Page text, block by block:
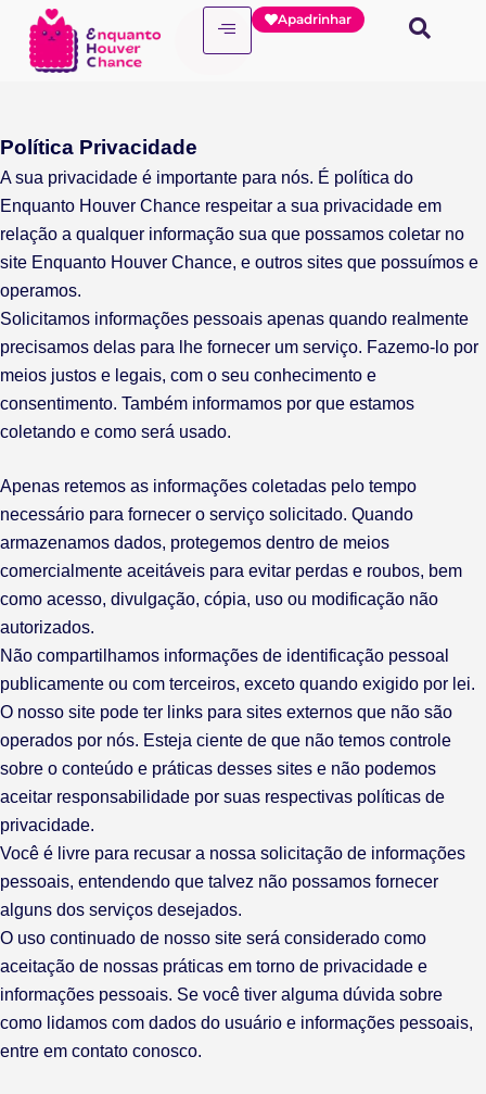
Apadrinhar
Política Privacidade
A sua privacidade é importante para nós. É política do
Enquanto Houver Chance respeitar a sua privacidade em
relação a qualquer informação sua que possamos coletar no
site Enquanto Houver Chance, e outros sites que possuímos e
operamos.
Solicitamos informações pessoais apenas quando realmente
precisamos delas para lhe fornecer um serviço. Fazemo-lo por
meios justos e legais, com o seu conhecimento e
consentimento. Também informamos por que estamos
coletando e como será usado.
Apenas retemos as informações coletadas pelo tempo
necessário para fornecer o serviço solicitado. Quando
armazenamos dados, protegemos dentro de meios
comercialmente aceitáveis ​​para evitar perdas e roubos, bem
como acesso, divulgação, cópia, uso ou modificação não
autorizados.
Não compartilhamos informações de identificação pessoal
publicamente ou com terceiros, exceto quando exigido por lei.
O nosso site pode ter links para sites externos que não são
operados por nós. Esteja ciente de que não temos controle
sobre o conteúdo e práticas desses sites e não podemos
aceitar responsabilidade por suas respectivas políticas de
privacidade.
Você é livre para recusar a nossa solicitação de informações
pessoais, entendendo que talvez não possamos fornecer
alguns dos serviços desejados.
O uso continuado de nosso site será considerado como
aceitação de nossas práticas em torno de privacidade e
informações pessoais. Se você tiver alguma dúvida sobre
como lidamos com dados do usuário e informações pessoais,
entre em contato conosco.